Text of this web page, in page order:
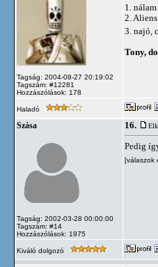
Tagság: 2004-08-27 20:19:02
Tagszám: #12281
Hozzászólások: 178
1. nálam
2.
3. najó,
Tony,
Haladó
Szása
Tagság: 2002-03-28 00:00:00
Tagszám: #14
Hozzászólások: 1975
16.
Pedig
[válaszok
Kiváló dolgozó